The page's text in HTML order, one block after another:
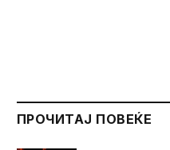
ПРОЧИТАЈ ПОВЕЌЕ